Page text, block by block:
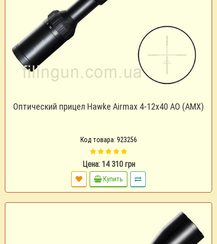
Оптический прицел Hawke Airmax 4-12x40 AO (AMX)
Код товара: 923256
Цена: 14 310 грн
Купить